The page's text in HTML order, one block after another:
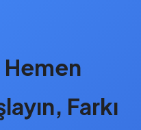
Hemen
Farkı